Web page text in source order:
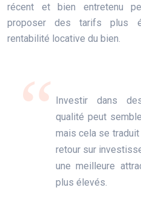
récent et bien entretenu
proposer des tarifs plus
rentabilité locative du bien.
Investir dans
qualité peut
mais cela se traduit
retour sur
une meilleure
plus élevés.